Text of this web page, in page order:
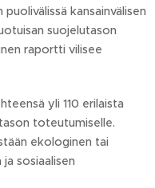
kansainvälisen
suojelutason
raportti vilisee
yli 110 erilaista
toteutumiselle.
ekologinen tai
sosiaalisen